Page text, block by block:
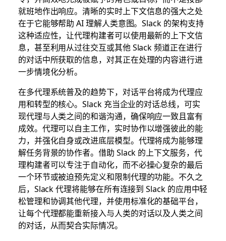
就班地作出响应。清晰的实时上下文信息的强大之处
在于它能够帮助 AI 理解人类意图。Slack 的架构支持
这种适应性，让代理构建者可以使用最新的上下文信
息，甚至利用从过往交互或其他 Slack 频道正在进行
的对话中所获取的信息，对其正在处理的内容进行进
一步情境化分析。
在多代理系统普及的趋势下，对话平台将成为代理应
用和转型的核心。Slack 充当企业的对话总线，可实
现代理与人类之间的和谐沟通，确保响应一致且富有
成效。代理可以自主工作，实时协作以增强彼此的能
力，并强化自身或改进底层模型。代理将成为能够理
解任务背景的协作者。借助 Slack 的上下文服务，代
理构建者可以专注于自动化，而不必操心复杂的最后
一个环节或被迫预先定义和限制代理的功能。不久之
后，Slack 代理将能够在所有连接到 Slack 的应用中轻
松管理和协调其他代理，并使用标准化的基础平台，
让每个代理都能重新接入与人类的对话以及人类之间
的对话，从而契合实际情况。